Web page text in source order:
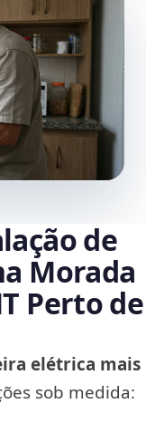
de
Morada
Perto de
elétrica mais
sob medida: